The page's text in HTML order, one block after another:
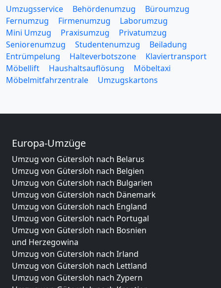
Umzugsservice Behördenumzug
Büroumzug
Fernumzug
Firmenumzug
Laborumzug
Mini Umzug
Praxisumzug
Privatumzug
Seniorenumzug
Studentenumzug
Beiladung
Entrümpelung
Halteverbotszone
Klaviertransport
Möbellift
Haushaltsauflösung
Möbeltaxi
Möbelmitfahrzentrale
Umzugskartons
Europa-Umzüge
Umzug von Gütersloh nach Belarus
Umzug von Gütersloh nach Belgien
Umzug von Gütersloh nach Bulgarien
Umzug von Gütersloh nach Dänemark
Umzug von Gütersloh nach England
Umzug von Gütersloh nach Portugal
Umzug von Gütersloh nach Bosnien
und Herzegowina
Umzug von Gütersloh nach Irland
Umzug von Gütersloh nach Lettland
Umzug von Gütersloh nach Zypern